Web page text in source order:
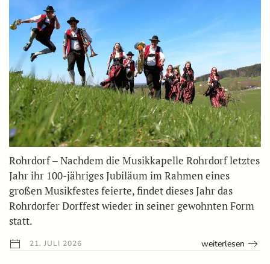
Rohrdorf – Nachdem die Musikkapelle Rohrdorf letztes
Jahr ihr 100-jähriges Jubiläum im Rahmen eines
großen Musikfestes feierte, findet dieses Jahr das
Rohrdorfer Dorffest wieder in seiner gewohnten Form
statt.
21. JULI 2026 weiterlesen